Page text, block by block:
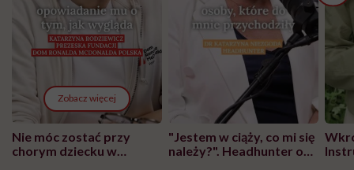
Zobacz więcej
Nie móc zostać przy
chorym dziecku w
"Jestem w ciąży, co mi się
należy?". Headhunter o